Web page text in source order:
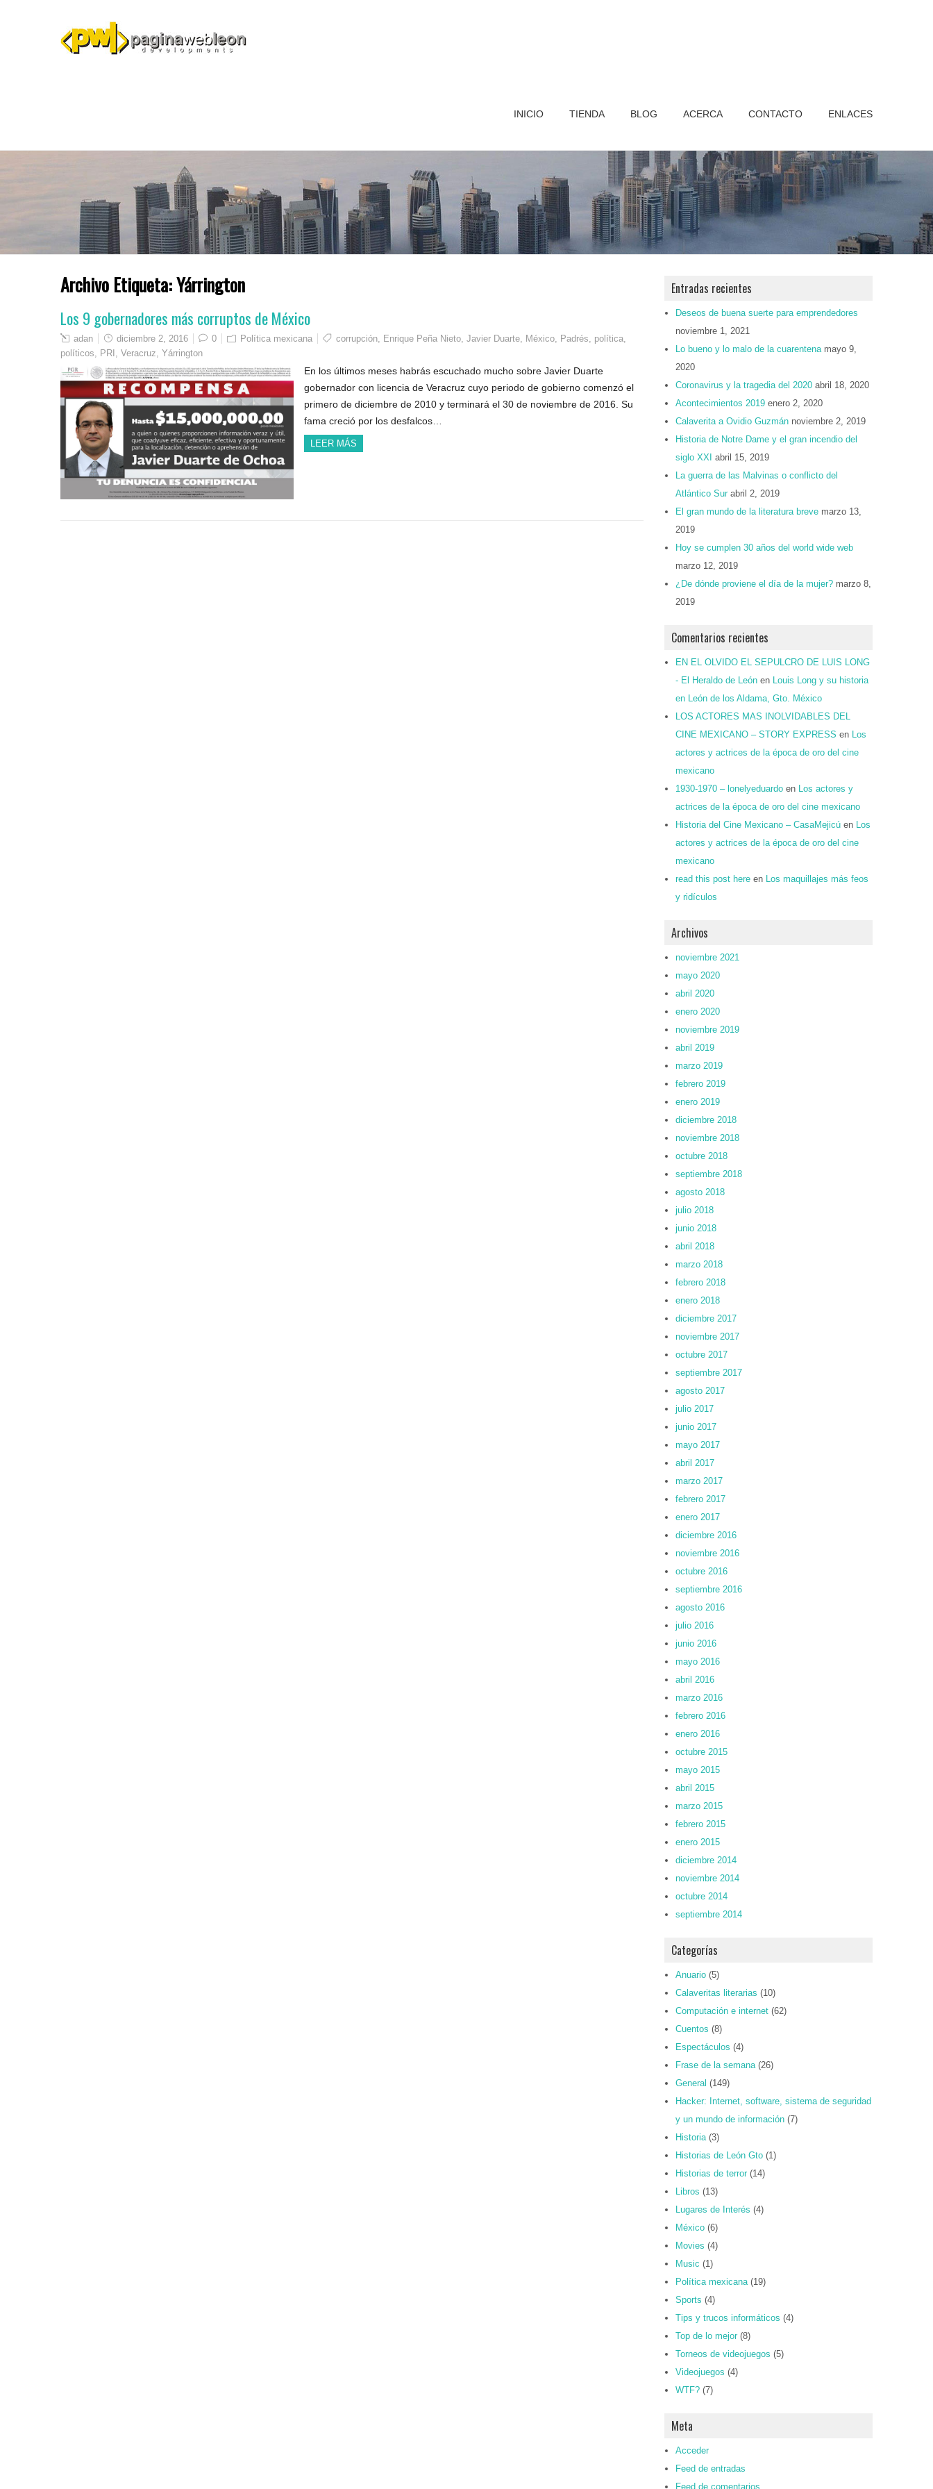
INICIO TIENDA BLOG ACERCA CONTACTO ENLACES
Archivo Etiqueta:Yárrington
Los 9 gobernadores más corruptos de México
adan diciembre 2, 2016 0 Política mexicana corrupción, Enrique Peña Nieto, Javier Duarte, México, Padrés, política,
políticos, PRI , Veracruz, Yárrington
En los últimos meses habrás escuchado mucho sobre Javier Duarte
gobernador con licencia de Veracruz cuyo periodo de gobierno comenzó el
primero de diciembre de 2010 y terminará el 30 de noviembre de 2016. Su
fama creció por los desfalcos…
LEER MÁS
Entradas recientes
Deseos de buena suerte para emprendedores
noviembre 1, 2021
Lo bueno y lo malo de la cuarentena mayo 9,
2020
Coronavirus y la tragedia del 2020 abril 18, 2020
Acontecimientos 2019 enero 2, 2020
Calaverita a Ovidio Guzmán noviembre 2, 2019
Historia de Notre Dame y el gran incendio del
siglo XXI abril 15, 2019
La guerra de las Malvinas o conflicto del
Atlántico Sur abril 2, 2019
El gran mundo de la literatura breve marzo 13,
2019
Hoy se cumplen 30 años del world wide web
marzo 12, 2019
¿De dónde proviene el día de la mujer? marzo 8,
2019
Comentarios recientes
EN EL OLVIDO EL SEPULCRO DE LUIS LONG
- El Heraldo de León en Louis Long y su historia
en León de los Aldama, Gto. México
LOS ACTORES MAS INOLVIDABLES DEL
CINE MEXICANO – STORY EXPRESS en Los
actores y actrices de la época de oro del cine
mexicano
1930-1970 – lonelyeduardo en Los actores y
actrices de la época de oro del cine mexicano
Historia del Cine Mexicano – CasaMejicú en Los
actores y actrices de la época de oro del cine
mexicano
read this post here en Los maquillajes más feos
y ridículos
Archivos
noviembre 2021
mayo 2020
abril 2020
enero 2020
noviembre 2019
abril 2019
marzo 2019
febrero 2019
enero 2019
diciembre 2018
noviembre 2018
octubre 2018
septiembre 2018
agosto 2018
julio 2018
junio 2018
abril 2018
marzo 2018
febrero 2018
enero 2018
diciembre 2017
noviembre 2017
octubre 2017
septiembre 2017
agosto 2017
julio 2017
junio 2017
mayo 2017
abril 2017
marzo 2017
febrero 2017
enero 2017
diciembre 2016
noviembre 2016
octubre 2016
septiembre 2016
agosto 2016
julio 2016
junio 2016
mayo 2016
abril 2016
marzo 2016
febrero 2016
enero 2016
octubre 2015
mayo 2015
abril 2015
marzo 2015
febrero 2015
enero 2015
diciembre 2014
noviembre 2014
octubre 2014
septiembre 2014
Categorías
Anuario (5)
Calaveritas literarias (10)
Computación e internet (62)
Cuentos (8)
Espectáculos (4)
Frase de la semana(26)
General (149)
Hacker: Internet, software, sistema de seguridad
y un mundo de información (7)
Historia(3)
Historias de León Gto (1)
Historias de terror (14)
Libros (13)
Lugares de Interés (4)
México (6)
Movies (4)
Music (1)
Política mexicana(19)
Sports (4)
Tips y trucos informáticos (4)
Top de lo mejor (8)
Torneos de videojuegos (5)
Videojuegos (4)
WTF? (7)
Meta
Acceder
Feed de entradas
Feed de comentarios